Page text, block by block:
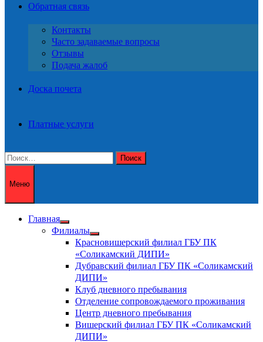
Обратная связь
Контакты
Часто задаваемые вопросы
Отзывы
Подача жалоб
Доска почета
Платные услуги
Найти:
Меню
Главная
Показать
подменю
Филиалы
Показать
подменю
Красновишерский филиал ГБУ ПК
«Соликамский ДИПИ»
Дубравский филиал ГБУ ПК «Соликамский
ДИПИ»
Клуб дневного пребывания
Отделение сопровождаемого проживания
Центр дневного пребывания
Вишерский филиал ГБУ ПК «Соликамский
ДИПИ»